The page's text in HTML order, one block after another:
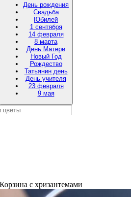
День рождения
Свадьба
Юбилей
1 сентября
14 февраля
8 марта
День Матери
Новый Год
Рождество
Татьянин день
День учителя
23 февраля
9 мая
Корзина с хризантемами